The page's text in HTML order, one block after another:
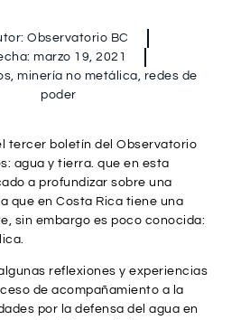
Observatorio BC
marzo 19, 2021
,minería no metálica redes de
poder
tercer boletín del Observatorio
agua y tierra. que en esta
a profundizar sobre una
que en Costa Rica tiene una
sin embargo es poco conocida:
reflexiones y experiencias
de acompañamiento a la
por la defensa del agua en